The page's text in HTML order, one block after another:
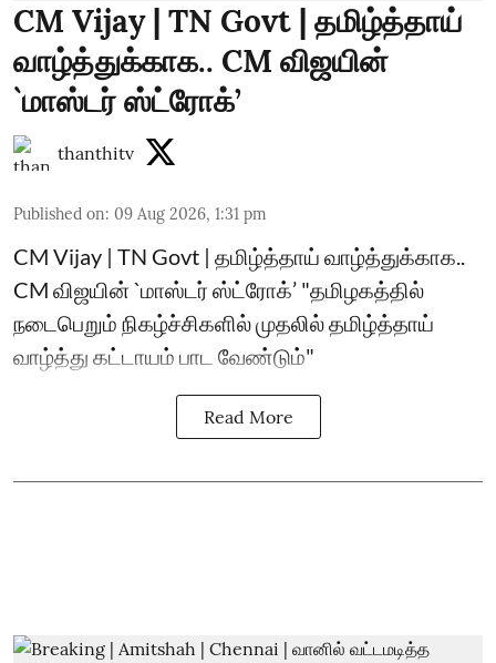
CM Vijay | TN Govt | தமிழ்த்தாய்
வாழ்த்துக்காக.. CM விஜயின்
`மாஸ்டர் ஸ்ட்ரோக்’
thanthitv
Published on: 09 Aug 2026, 1:31 pm
CM Vijay | TN Govt | தமிழ்த்தாய் வாழ்த்துக்காக..
CM விஜயின் `மாஸ்டர் ஸ்ட்ரோக்’ "தமிழகத்தில்
நடைபெறும் நிகழ்ச்சிகளில் முதலில் தமிழ்த்தாய்
வாழ்த்து கட்டாயம் பாட வேண்டும்"
Read More